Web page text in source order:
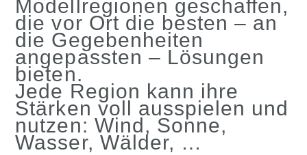
Modellregionen geschaffen,
die vor Ort die besten – an
die Gegebenheiten
angepassten – Lösungen
bieten.
Jede Region kann ihre
Stärken voll ausspielen und
nutzen: Wind, Sonne,
Wasser, Wälder, …